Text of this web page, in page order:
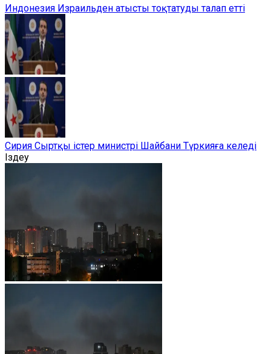
Индонезия Израильден атысты тоқтатуды талап етті
Сирия Сыртқы істер министрі Шайбани Түркияға келеді
Іздеу